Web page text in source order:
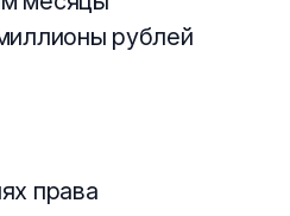
рублей
права